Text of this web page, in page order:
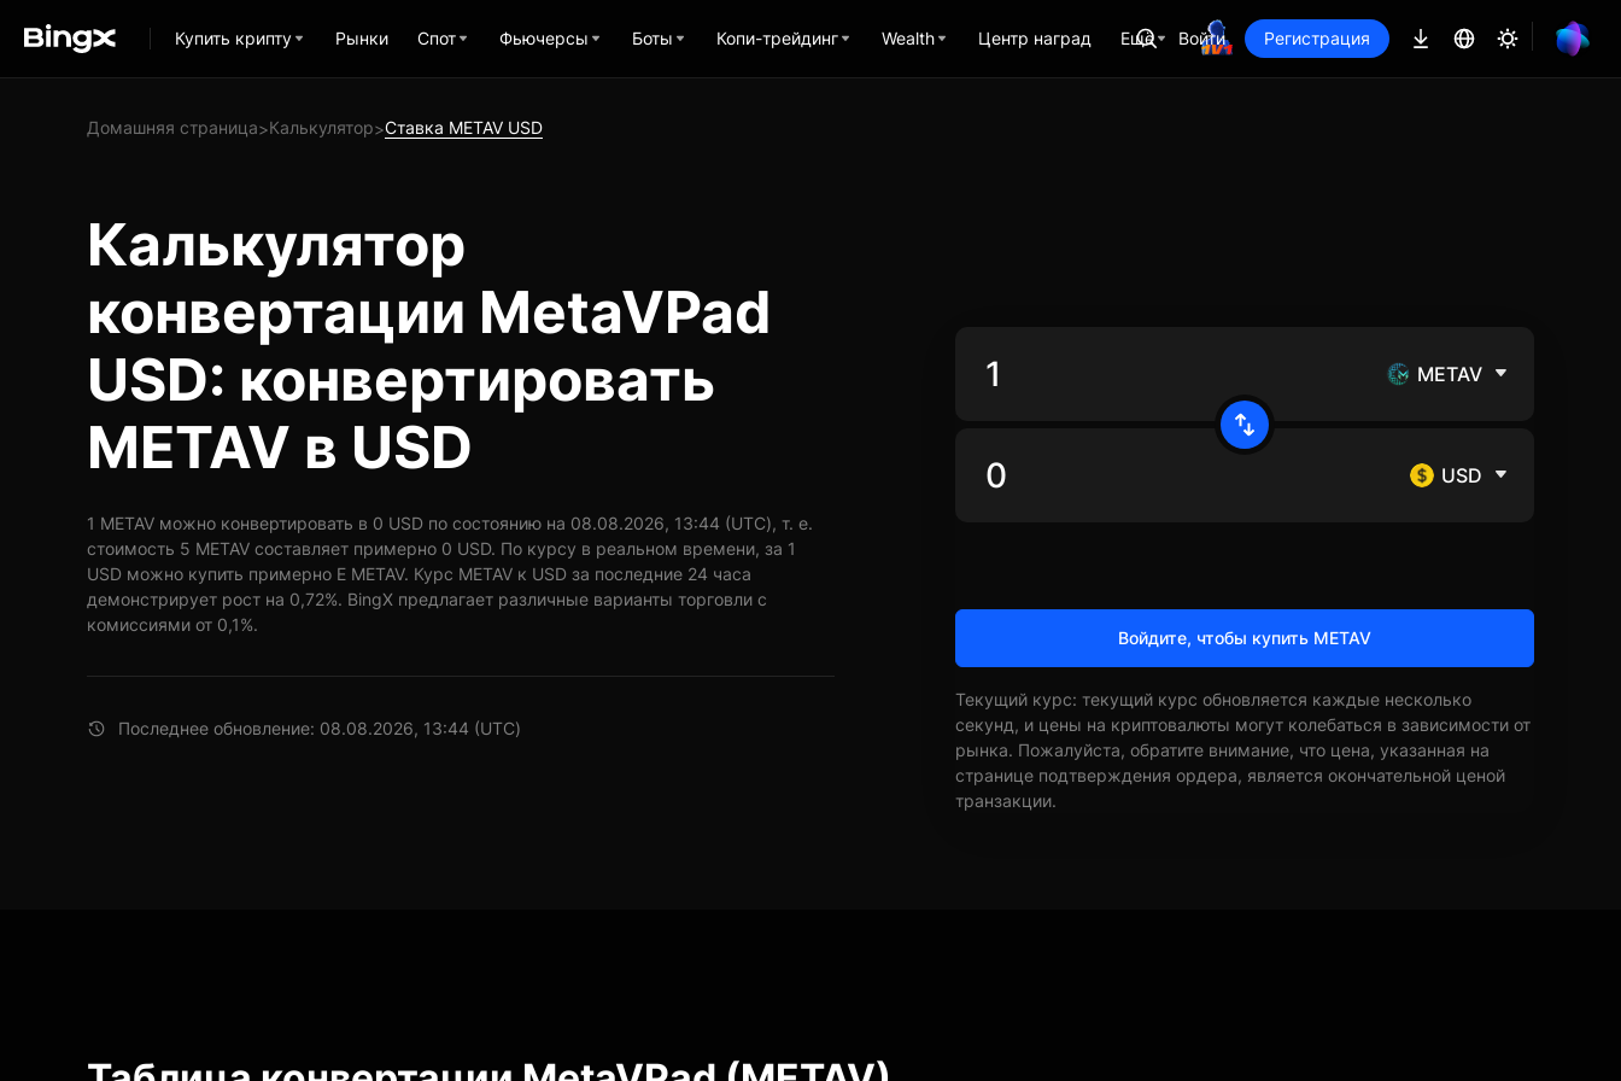
Купить крипту Рынки Спот Фьючерсы Боты Копи-трейдинг Wealth Центр наград Ещё Войти Регистрация
Домашняя страница>Калькулятор>Ставка METAV USD
Калькулятор
конвертации MetaVPad
USD: конвертировать
METAV в USD
1 METAV можно конвертировать в 0 USD по состоянию на 08.08.2026, 13:44 (UTC), т. е.
стоимость 5 METAV составляет примерно 0 USD. По курсу в реальном времени, за 1
USD можно купить примерно E METAV. Курс METAV к USD за последние 24 часа
демонстрирует рост на 0,72%. BingX предлагает различные варианты торговли с
комиссиями от 0,1%.
Последнее обновление: 08.08.2026, 13:44 (UTC)
METAV
USD
Войдите, чтобы купить METAV
Текущий курс: текущий курс обновляется каждые несколько
секунд, и цены на криптовалюты могут колебаться в зависимости от
рынка. Пожалуйста, обратите внимание, что цена, указанная на
странице подтверждения ордера, является окончательной ценой
транзакции.